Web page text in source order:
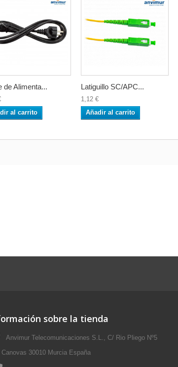
de Alimenta...
al carrito
Latiguillo SC/APC...
1,12 €
Añadir al carrito
sobre la tienda
Anvimur Telecomunicaciones S.L., C/ Rio Pliego Nº5
Canovas 30010 Murcia España